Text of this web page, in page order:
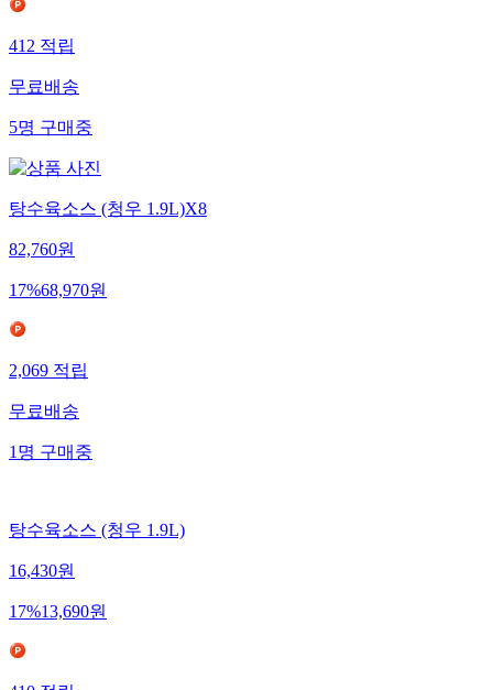
412적립
무료배송
5명구매중
탕수육소스 (청우 1.9L)X8
82,760원
17%68,970원
2,069적립
무료배송
1명구매중
탕수육소스 (청우 1.9L)
16,430원
17%13,690원